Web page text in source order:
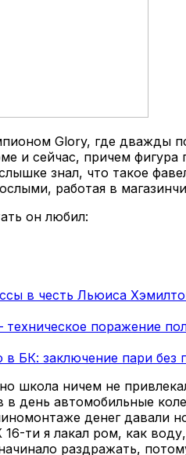
Glory, где дважды
и сейчас, причем
знал, что такое
работая в
он любил:
в честь Льюиса
поражение
БК: заключение пари без
школа ничем не
в день автомобильные
денег давали
16-ти я лакал ром, как
раздражать,